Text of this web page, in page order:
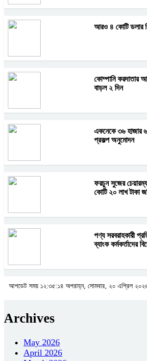
আরও ৪ কোটি ডলার
কোম্পানি করদাতার
বাড়ল ২ দিন
একনেকে ৩৬ হাজার
প্রকল্প অনুমোদন
ফরচুন সুজের
কোটি ২০ লাখ টাকা
পণ্য সরবরাহকারী
ব্যাংক কর্মকর্তাদের
আপডেট সময় ১২:৩৫:১৪ অপরাহ্ন, সোমবার, ২০ এপ্রিল
Archives
May 2026
April 2026